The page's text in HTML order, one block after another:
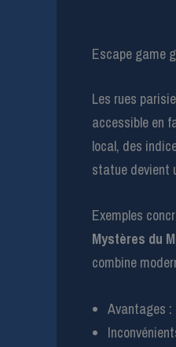
Escape game
Les rues
accessible en
local, des
statue devient
Exemples
Mystères du
combine
Avantages